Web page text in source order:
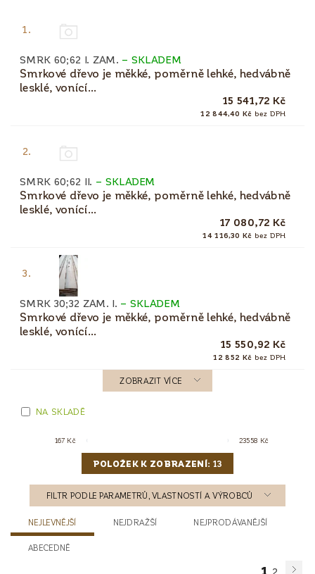
1.
SMRK 60;62 I. ZAM. – SKLADEM
Smrkové dřevo je měkké, poměrně lehké, hedvábně
lesklé, vonící...
15 541,72 Kč
12 844,40 Kč bez DPH
2.
SMRK 60;62 II. – SKLADEM
Smrkové dřevo je měkké, poměrně lehké, hedvábně
lesklé, vonící...
17 080,72 Kč
14 116,30 Kč bez DPH
3.
SMRK 30;32 ZAM. I. – SKLADEM
Smrkové dřevo je měkké, poměrně lehké, hedvábně
lesklé, vonící...
15 550,92 Kč
12 852 Kč bez DPH
ZOBRAZIT VÍCE
NA SKLADĚ
167 Kč 23558 Kč
POLOŽEK K ZOBRAZENÍ: 13
FILTR PODLE PARAMETRŮ, VLASTNOSTÍ A VÝROBCŮ
NEJLEVNĚJŠÍ NEJDRAŽŠÍ NEJPRODÁVANĚJŠÍ
ABECEDNĚ
1